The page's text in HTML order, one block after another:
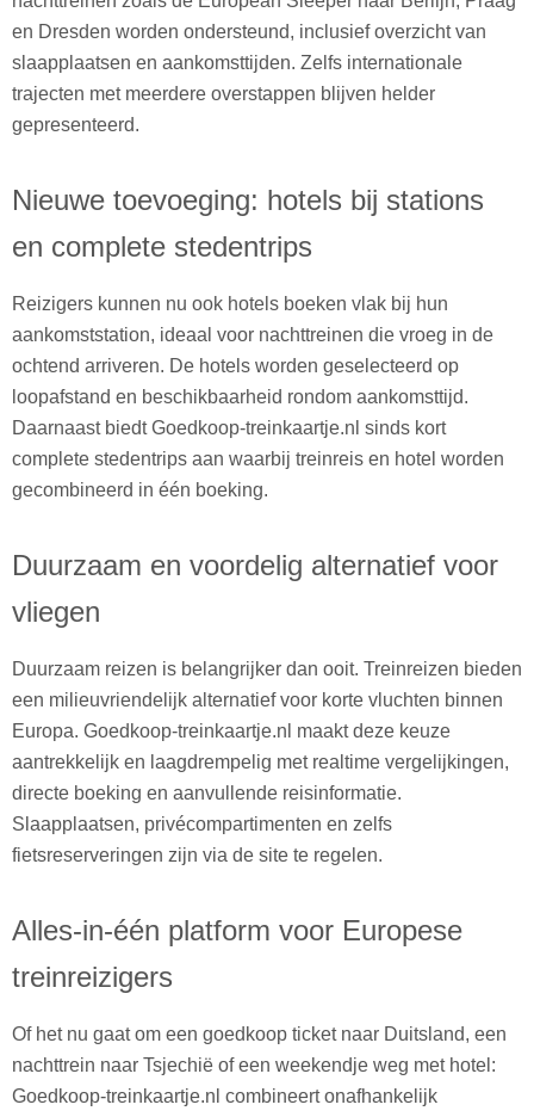
en Dresden worden ondersteund, inclusief overzicht van
slaapplaatsen en aankomsttijden. Zelfs internationale
trajecten met meerdere overstappen blijven helder
gepresenteerd.
Nieuwe toevoeging: hotels bij stations
en complete stedentrips
Reizigers kunnen nu ook hotels boeken vlak bij hun
aankomststation, ideaal voor nachttreinen die vroeg in de
ochtend arriveren. De hotels worden geselecteerd op
loopafstand en beschikbaarheid rondom aankomsttijd.
Daarnaast biedt Goedkoop-treinkaartje.nl sinds kort
complete stedentrips aan waarbij treinreis en hotel worden
gecombineerd in één boeking.
Duurzaam en voordelig alternatief voor
vliegen
Duurzaam reizen is belangrijker dan ooit. Treinreizen bieden
een milieuvriendelijk alternatief voor korte vluchten binnen
Europa. Goedkoop-treinkaartje.nl maakt deze keuze
aantrekkelijk en laagdrempelig met realtime vergelijkingen,
directe boeking en aanvullende reisinformatie.
Slaapplaatsen, privécompartimenten en zelfs
fietsreserveringen zijn via de site te regelen.
Alles-in-één platform voor Europese
treinreizigers
Of het nu gaat om een goedkoop ticket naar Duitsland, een
nachttrein naar Tsjechië of een weekendje weg met hotel:
Goedkoop-treinkaartje.nl combineert onafhankelijk